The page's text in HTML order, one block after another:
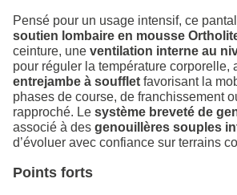
Pensé pour un usage intensif, ce
soutien lombaire en mousse
ceinture, une ventilation interne au
pour réguler la température corporelle,
entrejambe à soufflet favorisant la
phases de course, de franchissement
rapproché. Le système breveté de
associé à des genouillères souples
d’évoluer avec confiance sur terrains
Points forts